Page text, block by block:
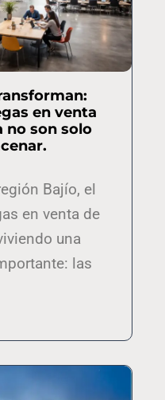
en venta
no son solo
Bajío, el
en venta de
una
las